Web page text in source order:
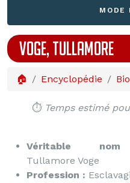
MODE
VOGE, TULLAMORE
🏠 Encyclopédie
⏱️ Temps estimé
Véritable
Tullamore Voge
Profession :